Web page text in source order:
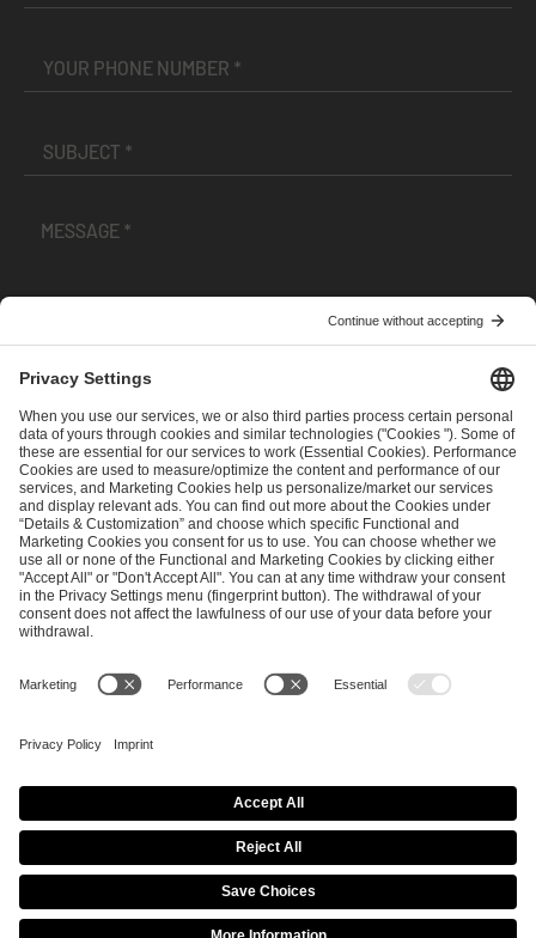
andPrivacy Policy
SEND MESSAGE
CAREER MEDIA RIGHTS
Imprint
Privacy Policy Cookie Policy
Terms of Use
Copyright Policy
Procurement Policy
Whistleblowing
Modern Slavery Statement
Security & Disclosure